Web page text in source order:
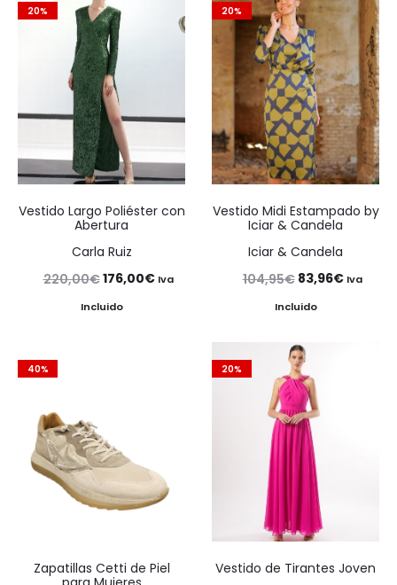
20%
Vestido Largo Poliéster con
Abertura
Carla Ruiz
220,00€El
precio
176,00€ElIva
Incluido
20%
Vestido Midi Estampado by
Iciar & Candela
Iciar & Candela
104,95€ El
precio
era:
104,95€.
83,96€ElIva
Incluido
40%
Zapatillas Cetti de Piel
20%
Vestido de Tirantes Joven